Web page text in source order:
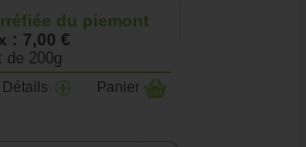
du piemont
: 7,00 €
de 200g
Détails Panier